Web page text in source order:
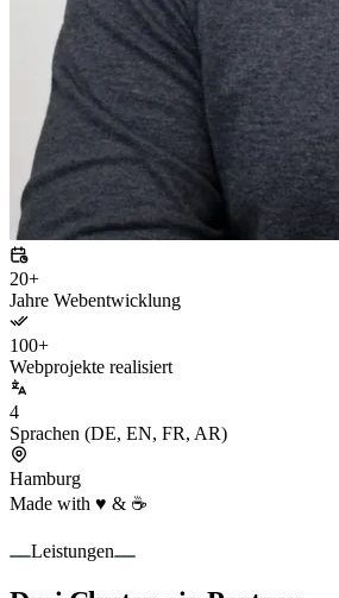
20+
Jahre Webentwicklung
100+
Webprojekte realisiert
4
Sprachen (DE, EN, FR, AR)
Hamburg
Made with ♥ & ☕
Leistungen